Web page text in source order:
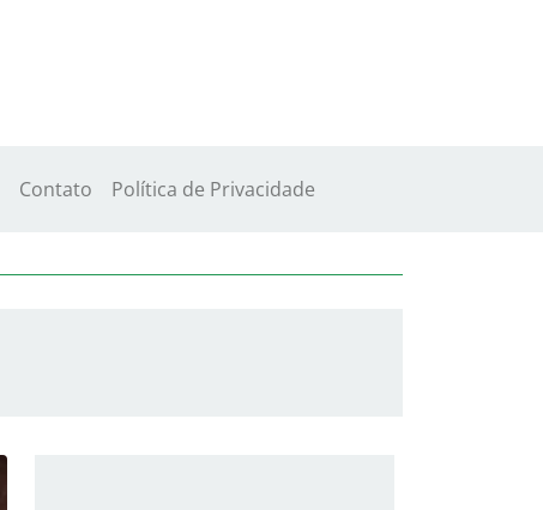
Contato Política de Privacidade